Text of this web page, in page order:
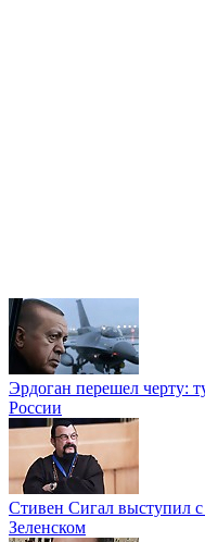
Эрдоган перешел черту:
России
Стивен Сигал выступил
Зеленском